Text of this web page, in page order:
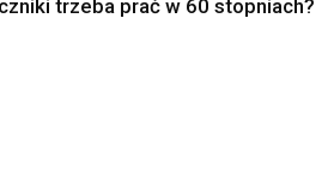
trzeba prać w 60 stopniach?